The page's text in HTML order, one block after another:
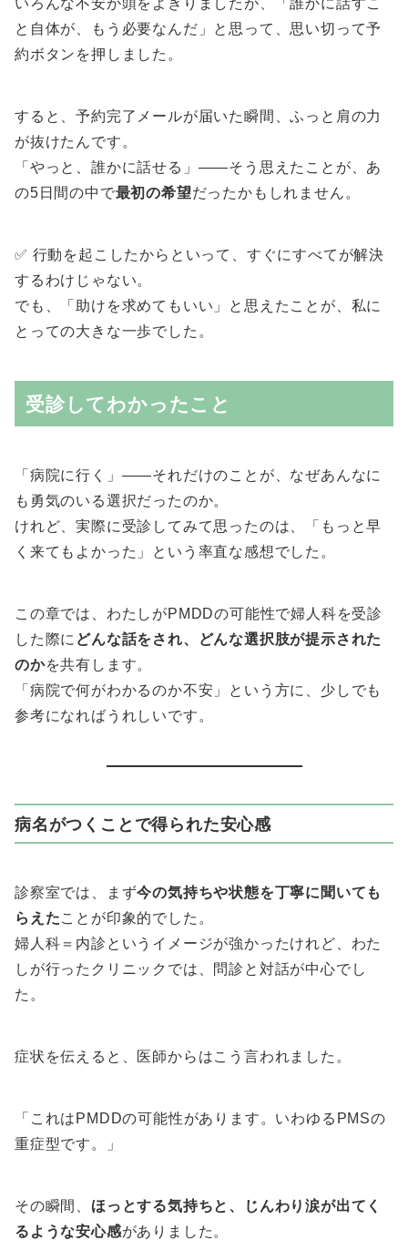
と自体が、もう必要なんだ」と思って、思い切って予
約ボタンを押しました。
すると、予約完了メールが届いた瞬間、ふっと肩の力
が抜けたんです。
「やっと、誰かに話せる」――そう思えたことが、あ
の5日間の中で最初の希望だったかもしれません。
✅ 行動を起こしたからといって、すぐにすべてが解決
するわけじゃない。
でも、「助けを求めてもいい」と思えたことが、私に
とっての大きな一歩でした。
受診してわかったこと
「病院に行く」――それだけのことが、なぜあんなに
も勇気のいる選択だったのか。
けれど、実際に受診してみて思ったのは、「もっと早
く来てもよかった」という率直な感想でした。
この章では、わたしがPMDDの可能性で婦人科を受診
した際に どんな話をされ、どんな選択肢が提示された
のかを共有します。
「病院で何がわかるのか不安」という方に、少しでも
参考になればうれしいです。
病名がつくことで得られた安心感
診察室では、まず今の気持ちや状態を丁寧に聞いても
らえたことが印象的でした。
婦人科＝内診というイメージが強かったけれど、わた
しが行ったクリニックでは、問診と対話が中心でし
た。
症状を伝えると、医師からはこう言われました。
「これはPMDDの可能性があります。いわゆるPMSの
重症型です。」
その瞬間、 ほっとする気持ちと、じんわり涙が出てく
るような安心感がありました。